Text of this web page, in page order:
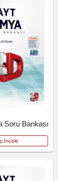
Soru Bankası
İncele